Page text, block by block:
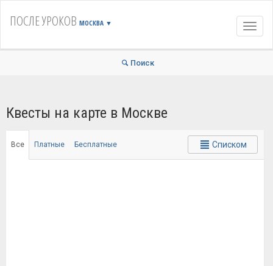
ПОСЛЕ УРОКОВ МОСКВА ▼
Поиск
Квесты на карте в Москве
Все Платные Бесплатные Списком